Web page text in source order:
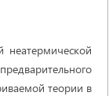
неатермической
теории в